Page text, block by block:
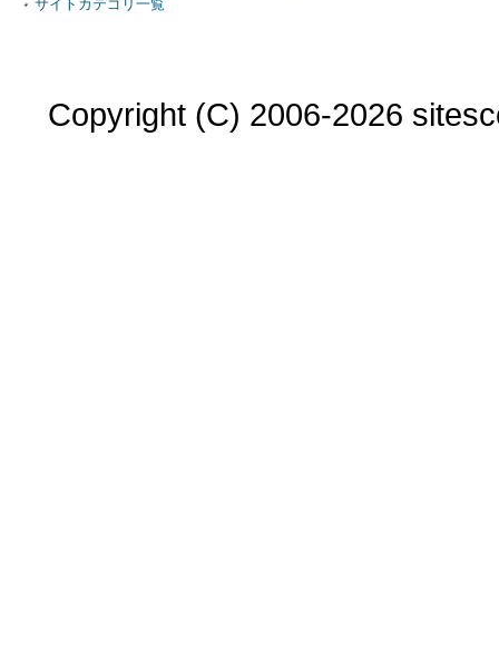
サイトカテゴリ一覧
Copyright (C) 2006-2026